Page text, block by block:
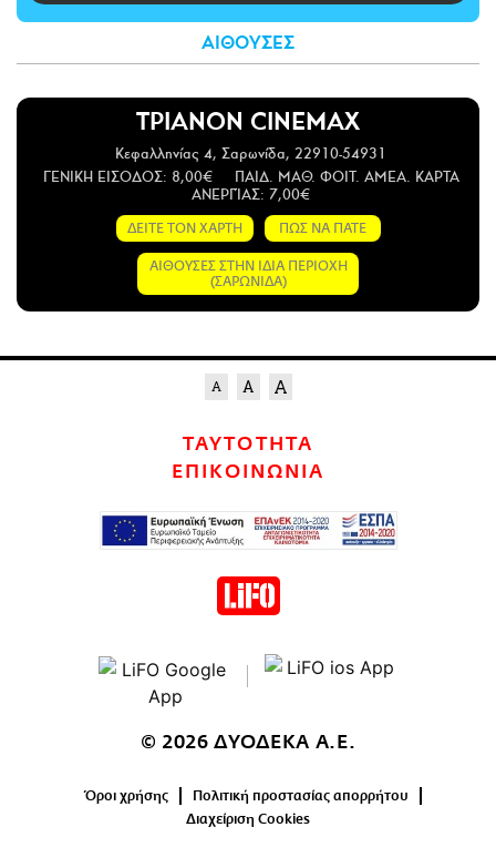
ΑΙΘΟΥΣΕΣ
ΤΡΙΑΝΟΝ CINEMAX
Κεφαλληνίας 4, Σαρωνίδα, 22910-54931
ΓΕΝΙΚΗ ΕΙΣΟΔΟΣ: 8,00€ ΠΑΙΔ. ΜΑΘ. ΦΟΙΤ. ΑΜΕΑ. ΚΑΡΤΑ
ΑΝΕΡΓΊΑΣ: 7,00€
ΔΕΙΤΕ ΤΟΝ ΧΑΡΤΗ ΠΩΣ ΝΑ ΠΑΤΕ
ΑΙΘΟΥΣΕΣ ΣΤΗΝ ΙΔΙΑ ΠΕΡΙΟΧΗ
(ΣΑΡΩΝΙΔΑ)
ΤΑΥΤΟΤΗΤΑ
ΕΠΙΚΟΙΝΩΝΙΑ
© 2026 ΔΥΟΔΕΚΑ Α.Ε.
Όροι χρήσης
Πολιτική προστασίας απορρήτου
Διαχείριση Cookies